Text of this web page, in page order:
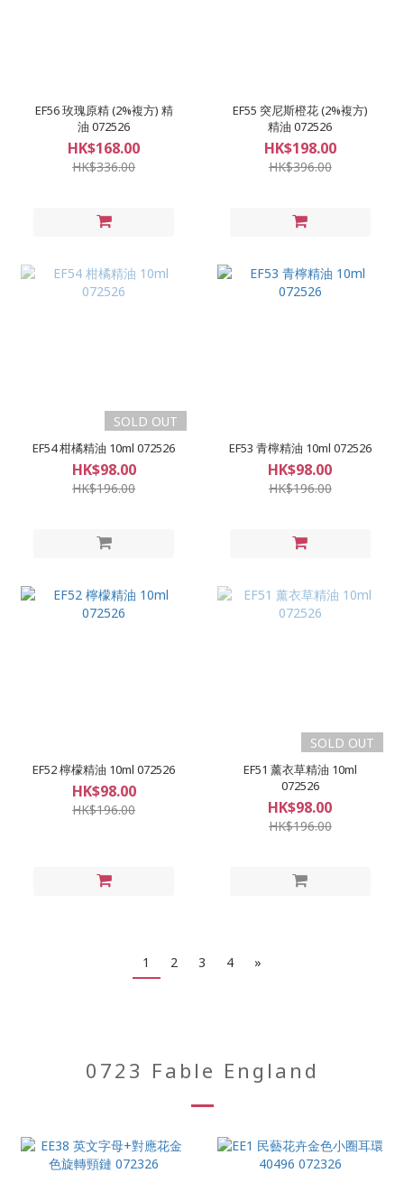
EF56 玫瑰原精 (2%複方) 精
油 072526
HK$168.00
HK$336.00
EF55 突尼斯橙花 (2%複方)
精油 072526
HK$198.00
HK$396.00
SOLD OUT
EF54 柑橘精油 10ml 072526
HK$98.00
HK$196.00
EF53 青檸精油 10ml 072526
HK$98.00
HK$196.00
EF52 檸檬精油 10ml 072526
HK$98.00
HK$196.00
SOLD OUT
EF51 薰衣草精油 10ml
072526
HK$98.00
HK$196.00
1 2 3 4 »
0723 Fable England